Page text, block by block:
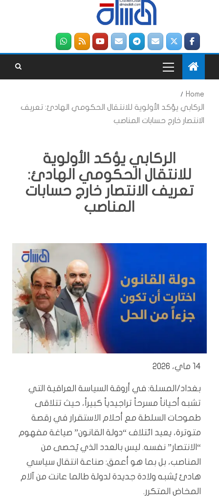
Home
الركابي يؤكد الأولوية للانتقال الحكومي الهادئ: تعريف
الانتصار خارج حسابات المناصب
الركابي يؤكد الأولوية
للانتقال الحكومي الهادئ:
تعريف الانتصار خارج حسابات
المناصب
14 ماي، 2026
بغداد/المسلة: في أروقة السياسة العراقية التي
تشبه أحياناً مسرحاً تراجيدياً كبيراً، حيث تتلاقى
طموحات السلطة مع أحلام الاستقرار في رقصة
متوترة، يعيد ائتلاف “دولة القانون” صياغة مفهوم
“الانتصار” نفسه. ليس بالعدد الذي يُحصى من
المناصب، بل بما هو أعمق: صناعة انتقال سياسي
هادئ يُشبه ولادة جديدة لدولة طالما عانت من آلام
المخاض المتكرر.